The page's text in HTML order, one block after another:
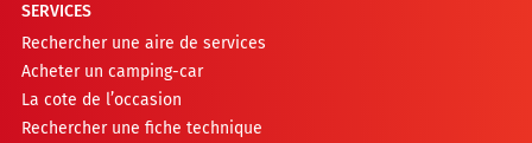
SERVICES
Rechercher une aire de services
Acheter un camping-car
La cote de l’occasion
Rechercher une fiche technique